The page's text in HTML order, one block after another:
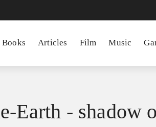
Books Articles Film Music
Earth - shadow